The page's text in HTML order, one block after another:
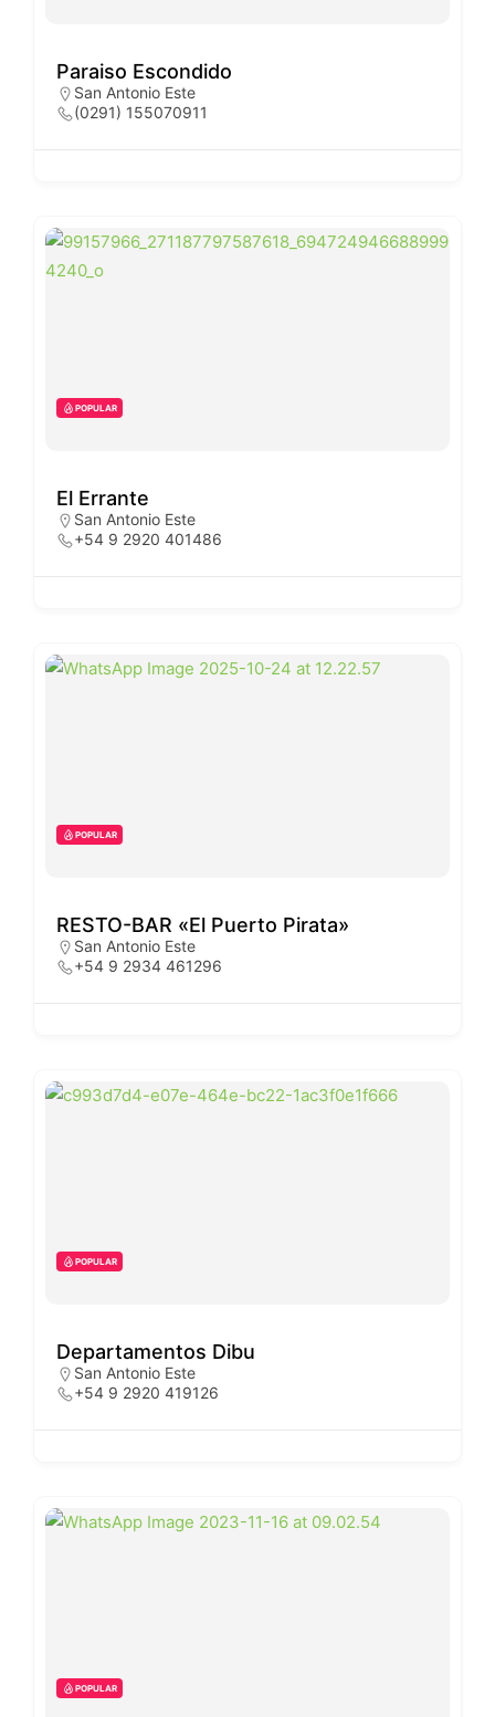
Paraiso Escondido
San Antonio Este
(0291) 155070911
POPULAR
El Errante
San Antonio Este
+54 9 2920 401486
POPULAR
RESTO-BAR «El Puerto Pirata»
San Antonio Este
+54 9 2934 461296
POPULAR
Departamentos Dibu
San Antonio Este
+54 9 2920 419126
POPULAR